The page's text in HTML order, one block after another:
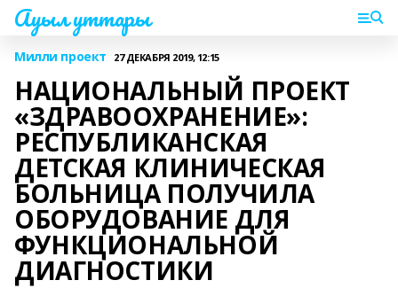
Ауыл уттары
Милли проект 27 ДЕКАБРЯ 2019, 12:15
НАЦИОНАЛЬНЫЙ ПРОЕКТ
«ЗДРАВООХРАНЕНИЕ»:
РЕСПУБЛИКАНСКАЯ
ДЕТСКАЯ КЛИНИЧЕСКАЯ
БОЛЬНИЦА ПОЛУЧИЛА
ОБОРУДОВАНИЕ ДЛЯ
ФУНКЦИОНАЛЬНОЙ
ДИАГНОСТИКИ